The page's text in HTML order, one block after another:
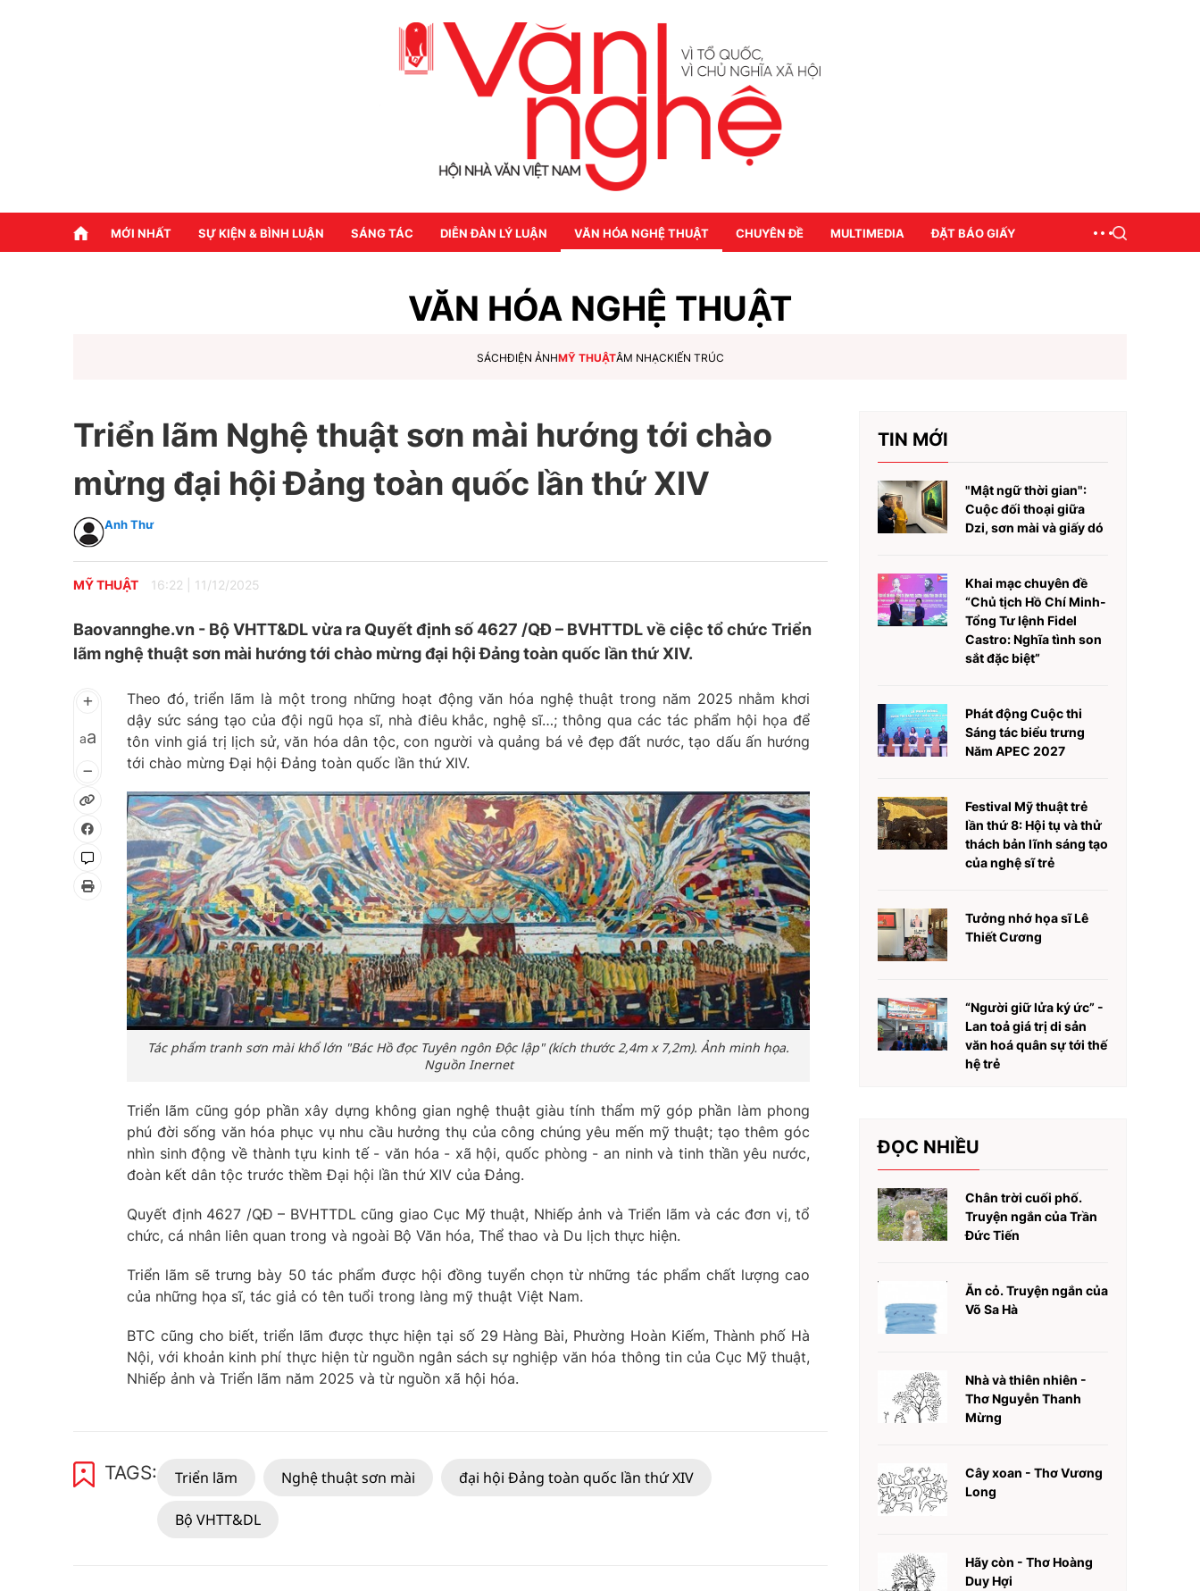
MỚI NHẤT SỰ KIỆN & BÌNH LUẬN SÁNG TÁC DIỄN ĐÀN LÝ LUẬN VĂN HÓA NGHỆ THUẬT CHUYÊN ĐỀ MULTIMEDIA ĐẶT BÁO GIẤY
VĂN HÓA NGHỆ THUẬT
SÁCHĐIỆN ẢNHMỸ THUẬTÂM NHẠCKIẾN TRÚC
Triển lãm Nghệ thuật sơn mài hướng tới chào
mừng đại hội Đảng toàn quốc lần thứ XIV
Anh Thư
MỸ THUẬT 16:22 11/12/2025
Baovannghe.vn - Bộ VHTT&DL vừa ra Quyết định số 4627 /QĐ – BVHTTDL về ciệc tổ chức Triển
lãm nghệ thuật sơn mài hướng tới chào mừng đại hội Đảng toàn quốc lần thứ XIV.
aa
Theo đó, triển lãm là một trong những hoạt động văn hóa nghệ thuật trong năm 2025 nhằm khơi
dậy sức sáng tạo của đội ngũ họa sĩ, nhà điêu khắc, nghệ sĩ…; thông qua các tác phẩm hội họa để
tôn vinh giá trị lịch sử, văn hóa dân tộc, con người và quảng bá vẻ đẹp đất nước, tạo dấu ấn hướng
tới chào mừng Đại hội Đảng toàn quốc lần thứ XIV.
Tác phẩm tranh sơn mài khổ lớn "Bác Hồ đọc Tuyên ngôn Độc lập" (kích thước 2,4m x 7,2m). Ảnh minh họa.
Nguồn Inernet
Triển lãm cũng góp phần xây dựng không gian nghệ thuật giàu tính thẩm mỹ góp phần làm phong
phú đời sống văn hóa phục vụ nhu cầu hưởng thụ của công chúng yêu mến mỹ thuật; tạo thêm góc
nhìn sinh động về thành tựu kinh tế - văn hóa - xã hội, quốc phòng - an ninh và tinh thần yêu nước,
đoàn kết dân tộc trước thềm Đại hội lần thứ XIV của Đảng.
Quyết định 4627 /QĐ – BVHTTDL cũng giao Cục Mỹ thuật, Nhiếp ảnh và Triển lãm và các đơn vị, tổ
chức, cá nhân liên quan trong và ngoài Bộ Văn hóa, Thể thao và Du lịch thực hiện.
Triển lãm sẽ trưng bày 50 tác phẩm được hội đồng tuyển chọn từ những tác phẩm chất lượng cao
của những họa sĩ, tác giả có tên tuổi trong làng mỹ thuật Việt Nam.
BTC cũng cho biết, triển lãm được thực hiện tại số 29 Hàng Bài, Phường Hoàn Kiếm, Thành phố Hà
Nội, với khoản kinh phí thực hiện từ nguồn ngân sách sự nghiệp văn hóa thông tin của Cục Mỹ thuật,
Nhiếp ảnh và Triển lãm năm 2025 và từ nguồn xã hội hóa.
TAGS: Triển lãm Nghệ thuật sơn mài đại hội Đảng toàn quốc lần thứ XIV
Bộ VHTT&DL
TIN MỚI
"Mật ngữ thời gian":
Cuộc đối thoại giữa
Dzi, sơn mài và giấy dó
Khai mạc chuyên đề
“Chủ tịch Hồ Chí Minh-
Tổng Tư lệnh Fidel
Castro: Nghĩa tình son
sắt đặc biệt”
Phát động Cuộc thi
Sáng tác biểu trưng
Năm APEC 2027
Festival Mỹ thuật trẻ
lần thứ 8: Hội tụ và thử
thách bản lĩnh sáng tạo
của nghệ sĩ trẻ
Tưởng nhớ họa sĩ Lê
Thiết Cương
“Người giữ lửa ký ức” -
Lan toả giá trị di sản
văn hoá quân sự tới thế
hệ trẻ
ĐỌC NHIỀU
Chân trời cuối phố.
Truyện ngắn của Trần
Đức Tiến
Ăn cỏ. Truyện ngắn của
Võ Sa Hà
Nhà và thiên nhiên -
Thơ Nguyễn Thanh
Mừng
Cây xoan - Thơ Vương
Long
Hãy còn - Thơ Hoàng
Duy Hợi